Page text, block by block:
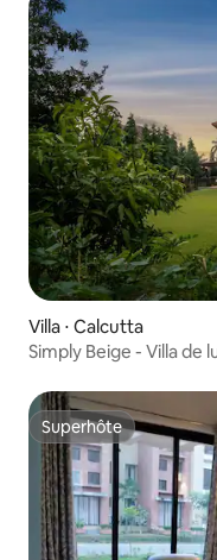
Villa ⋅ Calcutta
Simply Beige - Villa de
Superhôte
Superhôte